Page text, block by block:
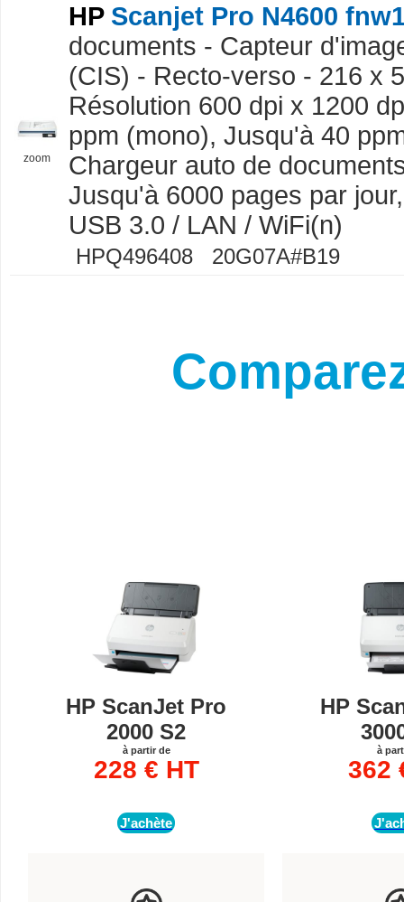
zoom
HPScanjet Pro N4600
documents - Capteur
(CIS) - Recto-verso - 216 x
Résolution 600 dpi x 1200
ppm (mono), Jusqu'à 40
Chargeur auto de
Jusqu'à 6000 pages par
USB 3.0 / LAN / WiFi(n)
HPQ496408 20G07A#B19
HP ScanJet Pro
2000 S2
à partir de
228 € HT
J'achète
HP
à
362